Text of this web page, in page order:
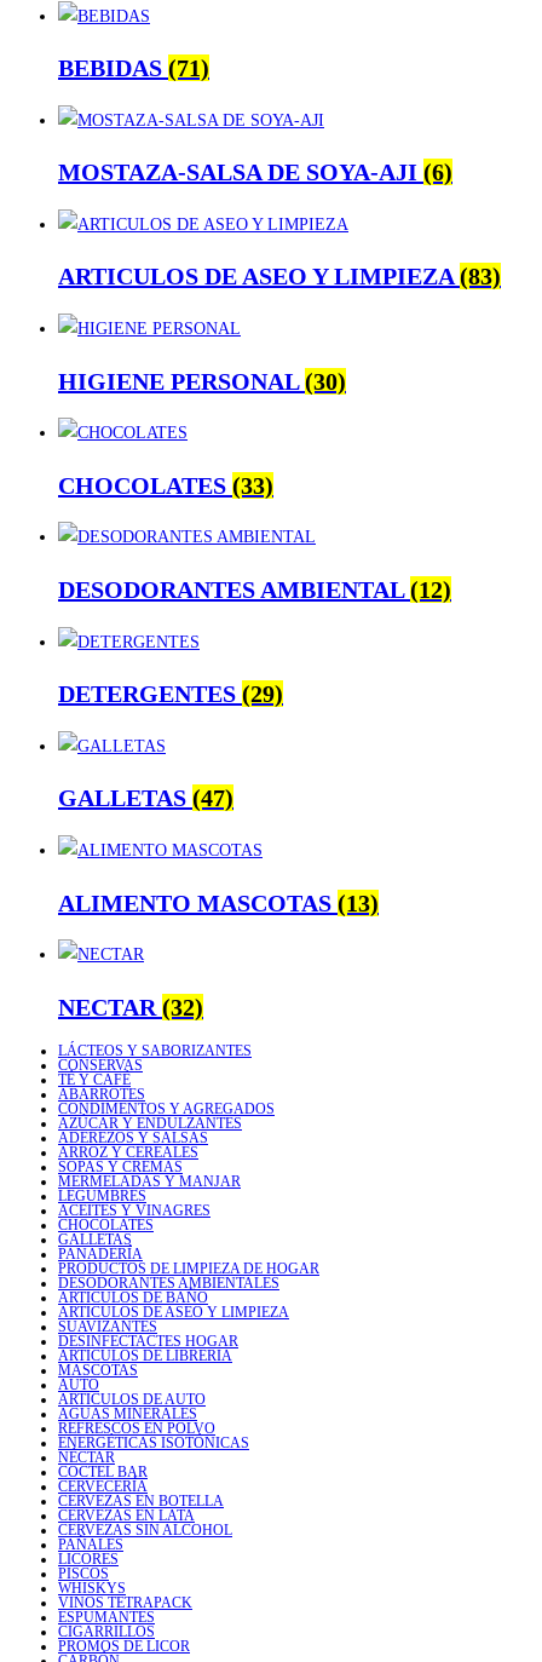
BEBIDAS (71)
MOSTAZA-SALSA DE SOYA-AJI (6)
ARTICULOS DE ASEO Y LIMPIEZA(83)
HIGIENE PERSONAL(30)
CHOCOLATES (33)
DESODORANTES AMBIENTAL(12)
DETERGENTES (29)
GALLETAS (47)
ALIMENTO MASCOTAS (13)
NECTAR (32)
LÁCTEOS Y SABORIZANTES
CONSERVAS
TÉ Y CAFÉ
ABARROTES
CONDIMENTOS Y AGREGADOS
AZÚCAR Y ENDULZANTES
ADEREZOS Y SALSAS
ARROZ Y CEREALES
SOPAS Y CREMAS
MERMELADAS Y MANJAR
LEGUMBRES
ACEITES Y VINAGRES
CHOCOLATES
GALLETAS
PANADERÍA
PRODUCTOS DE LIMPIEZA DE HOGAR
DESODORANTES AMBIENTALES
ARTICULOS DE BAÑO
ARTICULOS DE ASEO Y LIMPIEZA
SUAVIZANTES
DESINFECTACTES HOGAR
ARTICULOS DE LIBRERIA
MASCOTAS
AUTO
ARTICULOS DE AUTO
AGUAS MINERALES
REFRESCOS EN POLVO
ENERGÉTICAS ISOTÓNICAS
NÉCTAR
COCTEL BAR
CERVECERÍA
CERVEZAS EN BOTELLA
CERVEZAS EN LATA
CERVEZAS SIN ALCOHOL
PAÑALES
LICORES
PISCOS
WHISKYS
VINOS TETRAPACK
ESPUMANTES
CIGARRILLOS
PROMOS DE LICOR